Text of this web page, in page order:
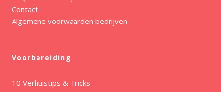
Contact
Algemene voorwaarden bedrijven
Voorbereiding
10 Verhuistips & Tricks